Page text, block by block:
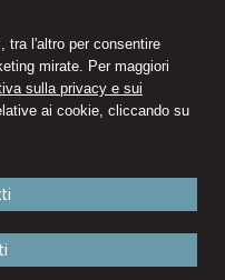
tra l'altro per consentire
mirate. Per maggiori
sulla privacy e sui
ai cookie, cliccando su